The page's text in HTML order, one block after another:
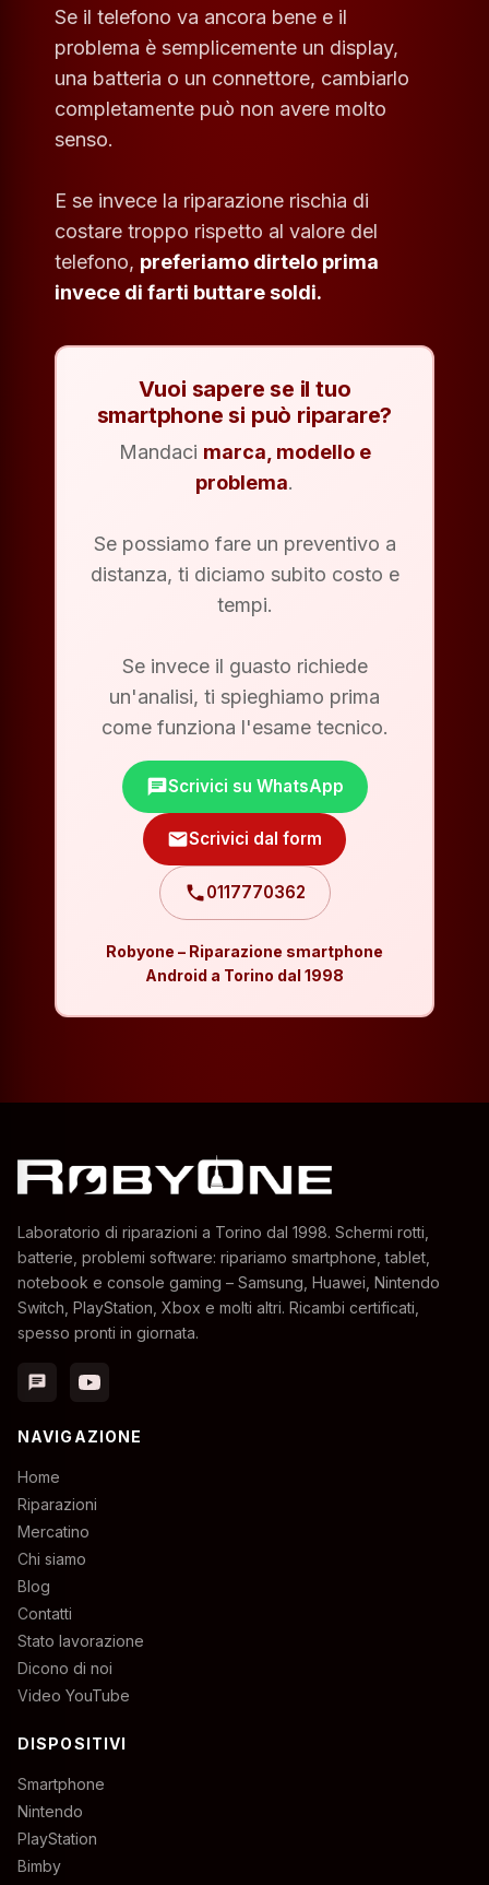
Se il telefono va ancora bene e il
problema è semplicemente un display,
una batteria o un connettore, cambiarlo
completamente può non avere molto
senso.
E se invece la riparazione rischia di
costare troppo rispetto al valore del
telefono, preferiamo dirtelo prima
invece di farti buttare soldi.
Vuoi sapere se il tuo
smartphone si può riparare?
Mandaci marca, modello e
problema.
Se possiamo fare un preventivo a
distanza, ti diciamo subito costo e
tempi.
Se invece il guasto richiede
un'analisi, ti spieghiamo prima
come funziona l'esame tecnico.
chatScrivici su WhatsApp
mailScrivici dal form
phone0117770362
Robyone – Riparazione smartphone
Android a Torino dal 1998
Laboratorio di riparazioni a Torino dal 1998. Schermi rotti,
batterie, problemi software: ripariamo smartphone, tablet,
notebook e console gaming – Samsung, Huawei, Nintendo
Switch, PlayStation, Xbox e molti altri. Ricambi certificati,
spesso pronti in giornata.
chat
NAVIGAZIONE
Home
Riparazioni
Mercatino
Chi siamo
Blog
Contatti
Stato lavorazione
Dicono di noi
Video YouTube
DISPOSITIVI
Smartphone
Nintendo
PlayStation
Bimby